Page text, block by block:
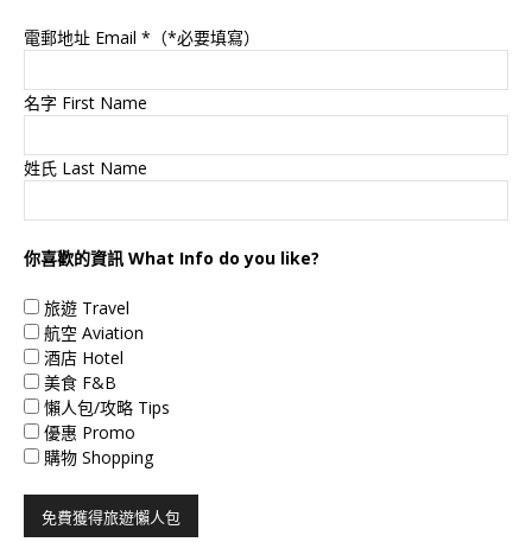
電郵地址 Email *（*必要填寫）
名字 First Name
姓氏 Last Name
你喜歡的資訊 What Info do you like?
旅遊 Travel
航空 Aviation
酒店 Hotel
美食 F&B
懶人包/攻略 Tips
優惠 Promo
購物 Shopping